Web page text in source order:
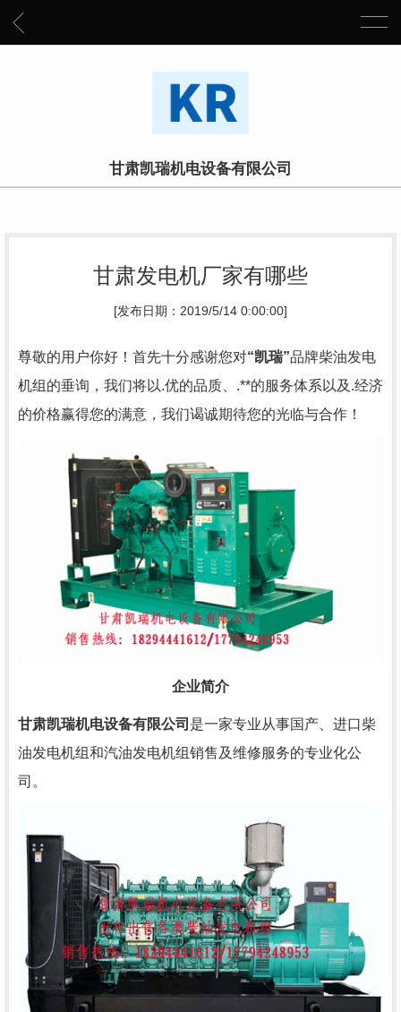
甘肃凯瑞机电设备有限公司
甘肃发电机厂家有哪些
[发布日期：2019/5/14 0:00:00]
尊敬的用户你好！首先十分感谢您对“凯瑞”品牌柴油发电
机组的垂询，我们将以.优的品质、.**的服务体系以及.经济
的价格赢得您的满意，我们谒诚期待您的光临与合作！
企业简介
甘肃凯瑞机电设备有限公司 是一家专业从事国产、进口柴
油发电机组和汽油发电机组销售及维修服务的专业化公
司。